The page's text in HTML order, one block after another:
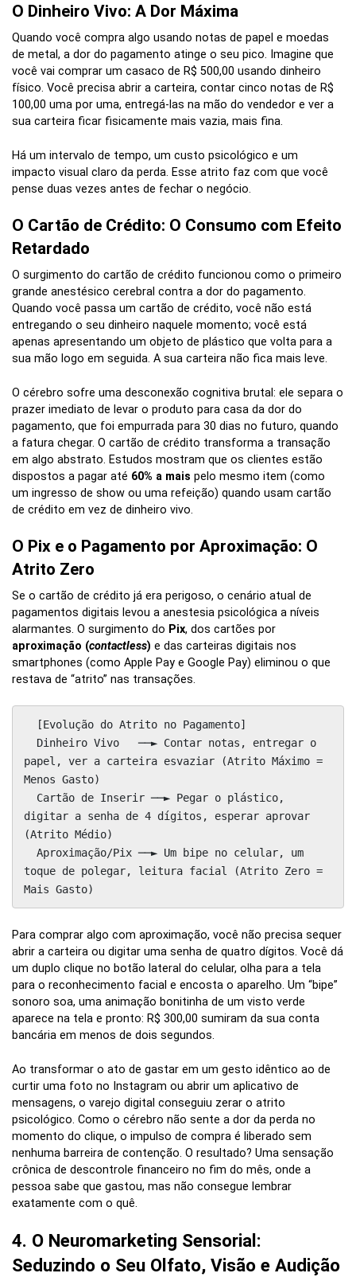
O Dinheiro Vivo: A Dor Máxima
Quando você compra algo usando notas de papel e moedas
de metal, a dor do pagamento atinge o seu pico. Imagine que
você vai comprar um casaco de R$ 500,00 usando dinheiro
físico. Você precisa abrir a carteira, contar cinco notas de R$
100,00 uma por uma, entregá-las na mão do vendedor e ver a
sua carteira ficar fisicamente mais vazia, mais fina.
Há um intervalo de tempo, um custo psicológico e um
impacto visual claro da perda. Esse atrito faz com que você
pense duas vezes antes de fechar o negócio.
O Cartão de Crédito: O Consumo com Efeito
Retardado
O surgimento do cartão de crédito funcionou como o primeiro
grande anestésico cerebral contra a dor do pagamento.
Quando você passa um cartão de crédito, você não está
entregando o seu dinheiro naquele momento; você está
apenas apresentando um objeto de plástico que volta para a
sua mão logo em seguida. A sua carteira não fica mais leve.
O cérebro sofre uma desconexão cognitiva brutal: ele separa o
prazer imediato de levar o produto para casa da dor do
pagamento, que foi empurrada para 30 dias no futuro, quando
a fatura chegar. O cartão de crédito transforma a transação
em algo abstrato. Estudos mostram que os clientes estão
dispostos a pagar até 60% a mais pelo mesmo item (como
um ingresso de show ou uma refeição) quando usam cartão
de crédito em vez de dinheiro vivo.
O Pix e o Pagamento por Aproximação: O
Atrito Zero
Se o cartão de crédito já era perigoso, o cenário atual de
pagamentos digitais levou a anestesia psicológica a níveis
alarmantes. O surgimento do Pix, dos cartões por
aproximação (contactless) e das carteiras digitais nos
smartphones (como Apple Pay e Google Pay) eliminou o que
restava de “atrito” nas transações.
papel, ver a carteira esvaziar (Atrito Máximo =
Menos Gasto)
digitar a senha de 4 dígitos, esperar aprovar
(Atrito Médio)
  Aproximação/Pix ──► Um bipe no celular, um
toque de polegar, leitura facial (Atrito Zero =
Para comprar algo com aproximação, você não precisa sequer
abrir a carteira ou digitar uma senha de quatro dígitos. Você dá
um duplo clique no botão lateral do celular, olha para a tela
para o reconhecimento facial e encosta o aparelho. Um “bipe”
sonoro soa, uma animação bonitinha de um visto verde
aparece na tela e pronto: R$ 300,00 sumiram da sua conta
bancária em menos de dois segundos.
Ao transformar o ato de gastar em um gesto idêntico ao de
curtir uma foto no Instagram ou abrir um aplicativo de
mensagens, o varejo digital conseguiu zerar o atrito
psicológico. Como o cérebro não sente a dor da perda no
momento do clique, o impulso de compra é liberado sem
nenhuma barreira de contenção. O resultado? Uma sensação
crônica de descontrole financeiro no fim do mês, onde a
pessoa sabe que gastou, mas não consegue lembrar
exatamente com o quê.
4. O Neuromarketing Sensorial:
Seduzindo o Seu Olfato, Visão e Audição